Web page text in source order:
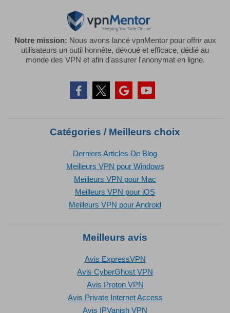
Notre mission: Nous avons lancé vpnMentor pour offrir aux
utilisateurs un outil honnête, dévoué et efficace, dédié au
monde des VPN et afin d'assurer l'anonymat en ligne.
Catégories / Meilleurs choix
Derniers Articles De Blog
Meilleurs VPN pour Windows
Meilleurs VPN pour Mac
Meilleurs VPN pour iOS
Meilleurs VPN pour Android
Meilleurs avis
Avis ExpressVPN
Avis CyberGhost VPN
Avis Proton VPN
Avis Private Internet Access
Avis IPVanish VPN